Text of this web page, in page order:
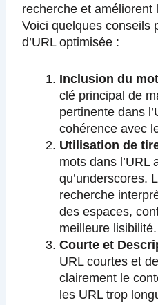
recherche et améliorent
Voici quelques conseils
d’URL optimisée :
Inclusion du
clé principal de
pertinente dans
cohérence avec
Utilisation de
mots dans l’URL
qu’underscores.
recherche
des espaces,
meilleure lisibilité.
Courte et
URL courtes et
clairement le
les URL trop